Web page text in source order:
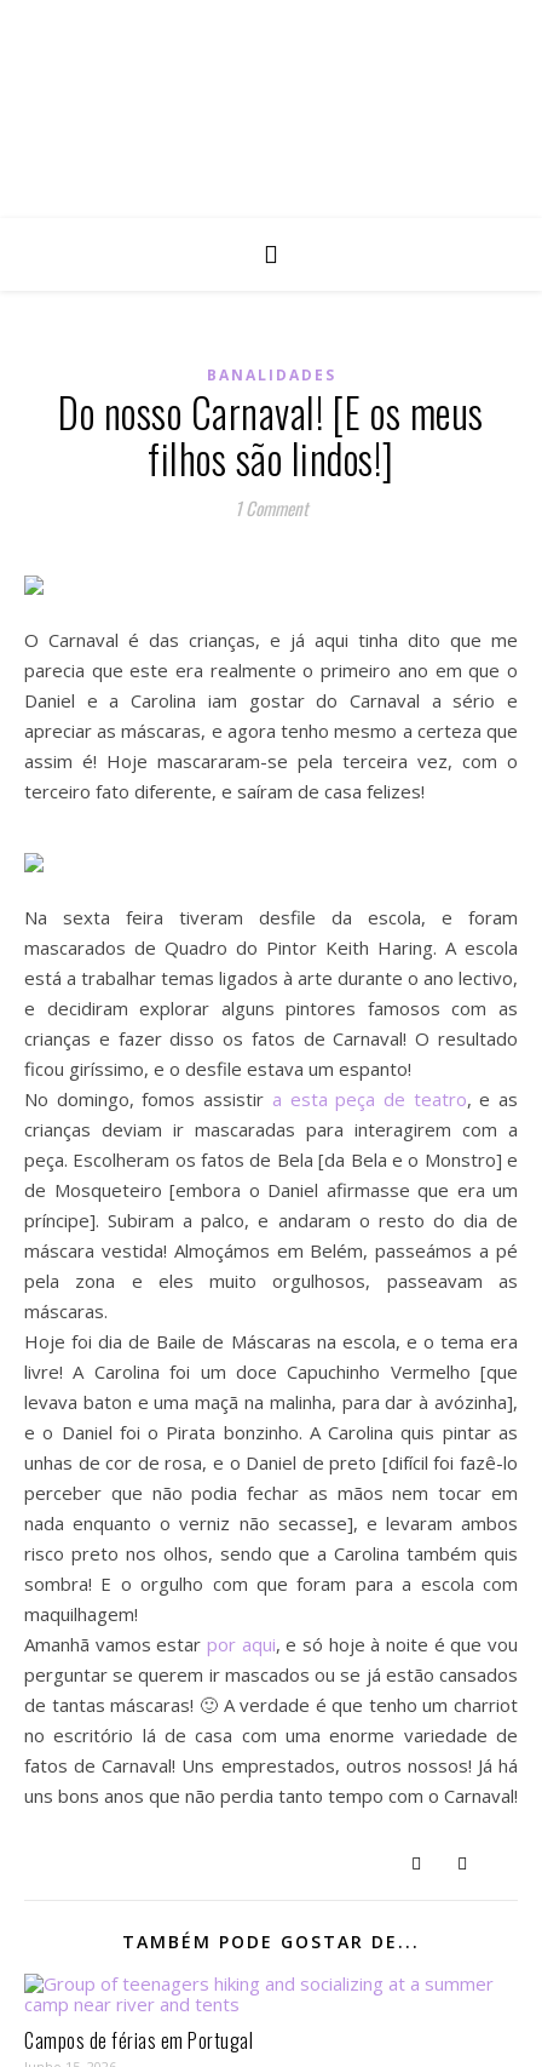
BANALIDADES
Do nosso Carnaval! [E os meus
filhos são lindos!]
1 Comment
O Carnaval é das crianças, e já aqui tinha dito que me
parecia que este era realmente o primeiro ano em que o
Daniel e a Carolina iam gostar do Carnaval a sério e
apreciar as máscaras, e agora tenho mesmo a certeza que
assim é! Hoje mascararam-se pela terceira vez, com o
terceiro fato diferente, e saíram de casa felizes!
Na sexta feira tiveram desfile da escola, e foram
mascarados de Quadro do Pintor Keith Haring. A escola
está a trabalhar temas ligados à arte durante o ano lectivo,
e decidiram explorar alguns pintores famosos com as
crianças e fazer disso os fatos de Carnaval! O resultado
ficou giríssimo, e o desfile estava um espanto!
No domingo, fomos assistir a esta peça de teatro, e as
crianças deviam ir mascaradas para interagirem com a
peça. Escolheram os fatos de Bela [da Bela e o Monstro] e
de Mosqueteiro [embora o Daniel afirmasse que era um
príncipe]. Subiram a palco, e andaram o resto do dia de
máscara vestida! Almoçámos em Belém, passeámos a pé
pela zona e eles muito orgulhosos, passeavam as
máscaras.
Hoje foi dia de Baile de Máscaras na escola, e o tema era
livre! A Carolina foi um doce Capuchinho Vermelho [que
levava baton e uma maçã na malinha, para dar à avózinha],
e o Daniel foi o Pirata bonzinho. A Carolina quis pintar as
unhas de cor de rosa, e o Daniel de preto [difícil foi fazê-lo
perceber que não podia fechar as mãos nem tocar em
nada enquanto o verniz não secasse], e levaram ambos
risco preto nos olhos, sendo que a Carolina também quis
sombra! E o orgulho com que foram para a escola com
maquilhagem!
Amanhã vamos estar por aqui, e só hoje à noite é que vou
perguntar se querem ir mascados ou se já estão cansados
de tantas máscaras! 🙂 A verdade é que tenho um charriot
no escritório lá de casa com uma enorme variedade de
fatos de Carnaval! Uns emprestados, outros nossos! Já há
uns bons anos que não perdia tanto tempo com o Carnaval!
TAMBÉM PODE GOSTAR DE...
Campos de férias em Portugal